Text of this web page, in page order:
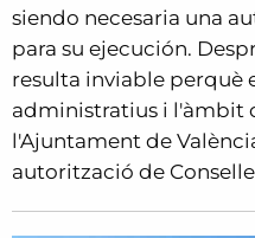
siendo necesaria una
para su ejecución.
resulta inviable perquè
administratius i l'àmbit
l'Ajuntament de
autorització de